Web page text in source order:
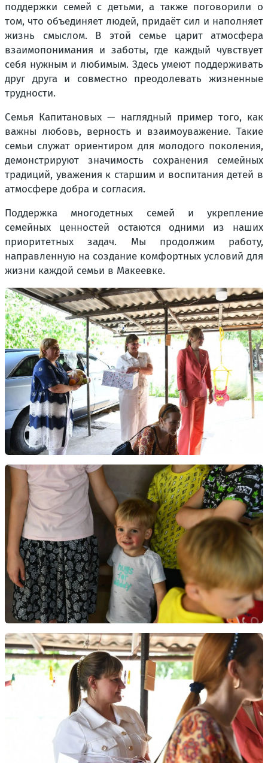
поддержки семей с детьми, а также поговорили о
том, что объединяет людей, придаёт сил и наполняет
жизнь смыслом. В этой семье царит атмосфера
взаимопонимания и заботы, где каждый чувствует
себя нужным и любимым. Здесь умеют поддерживать
друг друга и совместно преодолевать жизненные
трудности.
Семья Капитановых — наглядный пример того, как
важны любовь, верность и взаимоуважение. Такие
семьи служат ориентиром для молодого поколения,
демонстрируют значимость сохранения семейных
традиций, уважения к старшим и воспитания детей в
атмосфере добра и согласия.
Поддержка многодетных семей и укрепление
семейных ценностей остаются одними из наших
приоритетных задач. Мы продолжим работу,
направленную на создание комфортных условий для
жизни каждой семьи в Макеевке.